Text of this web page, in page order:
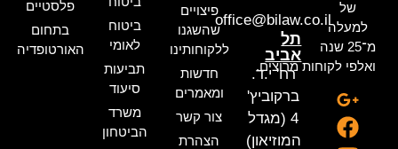
של
למעלה
מ־25 שנה
ואלפי לקוחות מרוצים.
פיצויים
שהשגנו
ללקוחותינו
חדשות
ומאמרים
צור קשר
הצהרת
ביטוח
לאומי
תביעות
סיעוד
משרד
הביטחון
פלסטיים
בתחום
האורטופדיה
office@bilaw.co.il
תל
אביב
רח' י.ד.
ברקוביץ'
4 (מגדל
המוזיאון)